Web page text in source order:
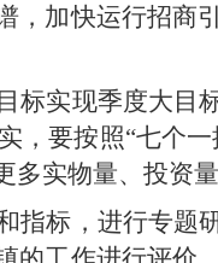
，加快运行招商
实现季度大目
要按照“七个
实物量、投资量
标，进行专题